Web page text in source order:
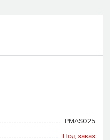
PMAS025
Под заказ